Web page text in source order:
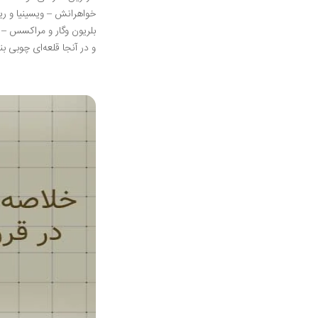
خواهرانش – ویسینیا و
بلریون وگار و مراکسس
و در آنجا قلعه‌ای چوبی